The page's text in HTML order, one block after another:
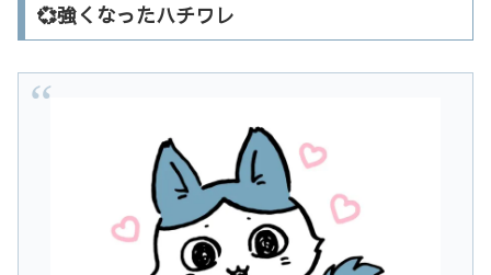
💞強くなったハチワレ